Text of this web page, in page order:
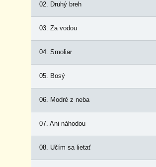
02. Druhý breh
03. Za vodou
04. Smoliar
05. Bosý
06. Modré z neba
07. Ani náhodou
08. Učím sa lietať